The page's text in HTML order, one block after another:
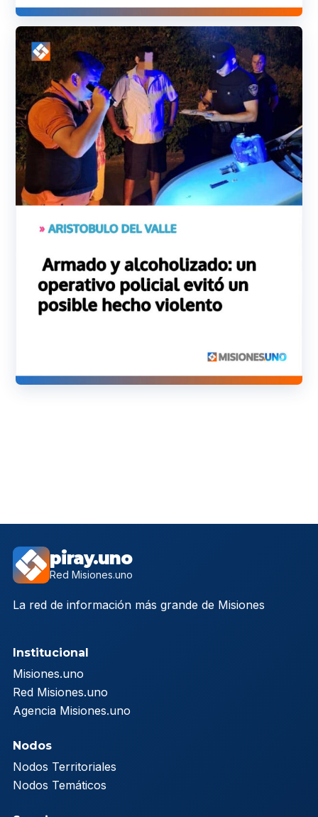
piray.uno
Red Misiones.uno
La red de información más grande de Misiones
Institucional
Misiones.uno
Red Misiones.uno
Agencia Misiones.uno
Nodos
Nodos Territoriales
Nodos Temáticos